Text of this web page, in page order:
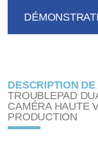
DESCRIPTION DE
TROUBLEPAD
CAMÉRA HAUTE
PRODUCTION